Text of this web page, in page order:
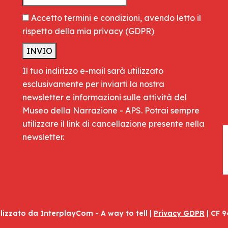
Accetto termini e condizioni, avendo letto il
rispetto della mia privacy (GDPR)
Il tuo indirizzo e-mail sarà utilizzato
esclusivamente per inviarti la nostra
newsletter e informazioni sulle attività del
Museo della Narrazione - APS. Potrai sempre
utilizzare il link di cancellazione presente nella
newsletter.
da InterplayCom - A way to tell | Privacy GDPR | CF